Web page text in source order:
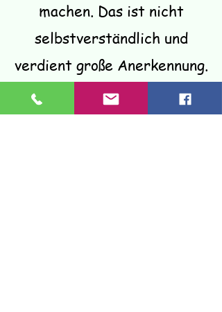
machen. Das ist nicht
selbstverständlich und
verdient große Anerkennung.